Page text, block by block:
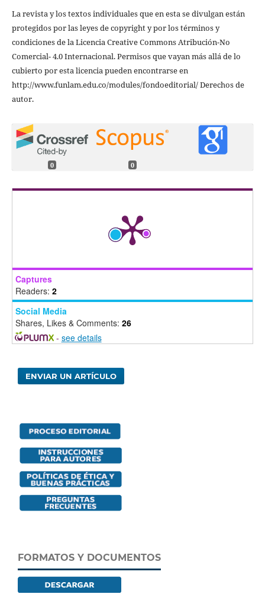
La revista y los textos individuales que en esta se divulgan están
protegidos por las leyes de copyright y por los términos y
condiciones de la Licencia Creative Commons Atribución-No
Comercial- 4.0 Internacional. Permisos que vayan más allá de lo
cubierto por esta licencia pueden encontrarse en
http://www.funlam.edu.co/modules/fondoeditorial/ Derechos de
autor.
0 0
Captures
Readers: 2
Social Media
Shares, Likes & Comments: 26
- see details
ENVIAR UN ARTÍCULO
FORMATOS Y DOCUMENTOS